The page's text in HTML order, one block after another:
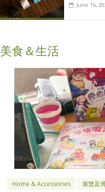
June 16,
美食＆生活
Home & Accessories 展覽及